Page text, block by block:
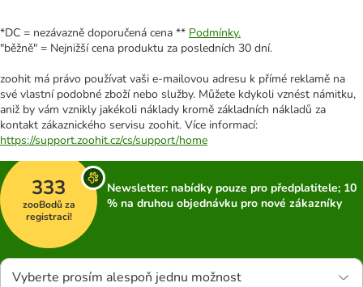
*DC = nezávazně doporučená cena ** Podmínky.
"běžně" = Nejnižší cena produktu za posledních 30 dní.
zoohit má právo používat vaši e-mailovou adresu k přímé reklamě na
své vlastní podobné zboží nebo služby. Můžete kdykoli vznést námitku,
aniž by vám vznikly jakékoli náklady kromě základních nákladů za
kontakt zákaznického servisu zoohit. Více informací:
https://support.zoohit.cz/cs/support/home
333
zooBodů za
registraci!
Newsletter: nabídky pouze pro předplatitele; 10
% na druhou objednávku pro nové zákazníky
Vyberte prosím alespoň jednu možnost